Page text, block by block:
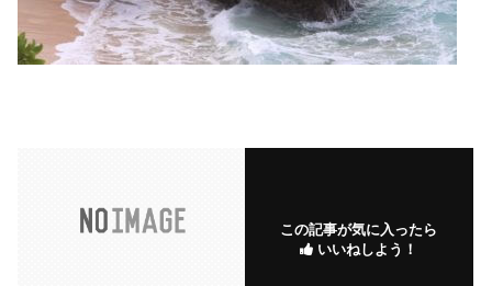
この記事が気に入ったら
いいねしよう！